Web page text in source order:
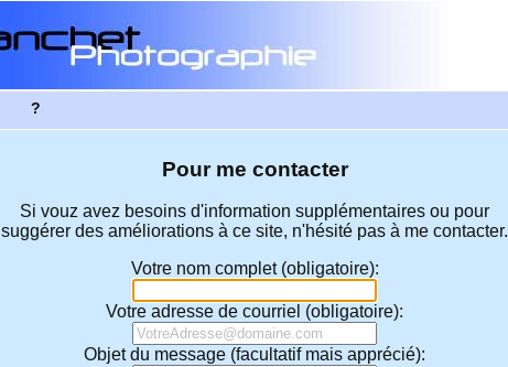
?
Pour me contacter
Si vouz avez besoins d'information supplémentaires ou pour
suggérer des améliorations à ce site, n'hésité pas à me contacter.
Votre nom complet (obligatoire):
Votre adresse de courriel (obligatoire):
Objet du message (facultatif mais apprécié):